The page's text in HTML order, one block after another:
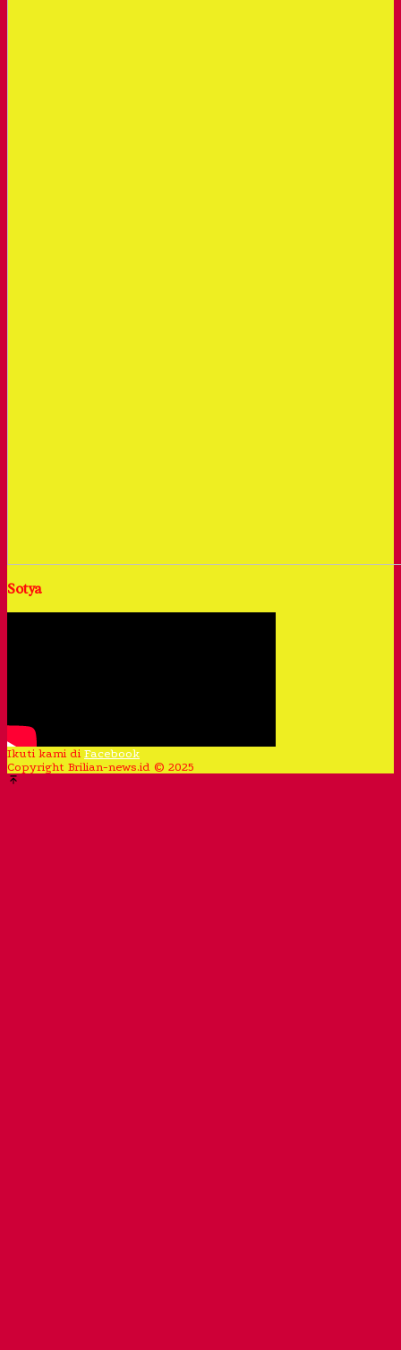
Sotya
Ikuti kami di Facebook
Copyright Brilian-news.id © 2025